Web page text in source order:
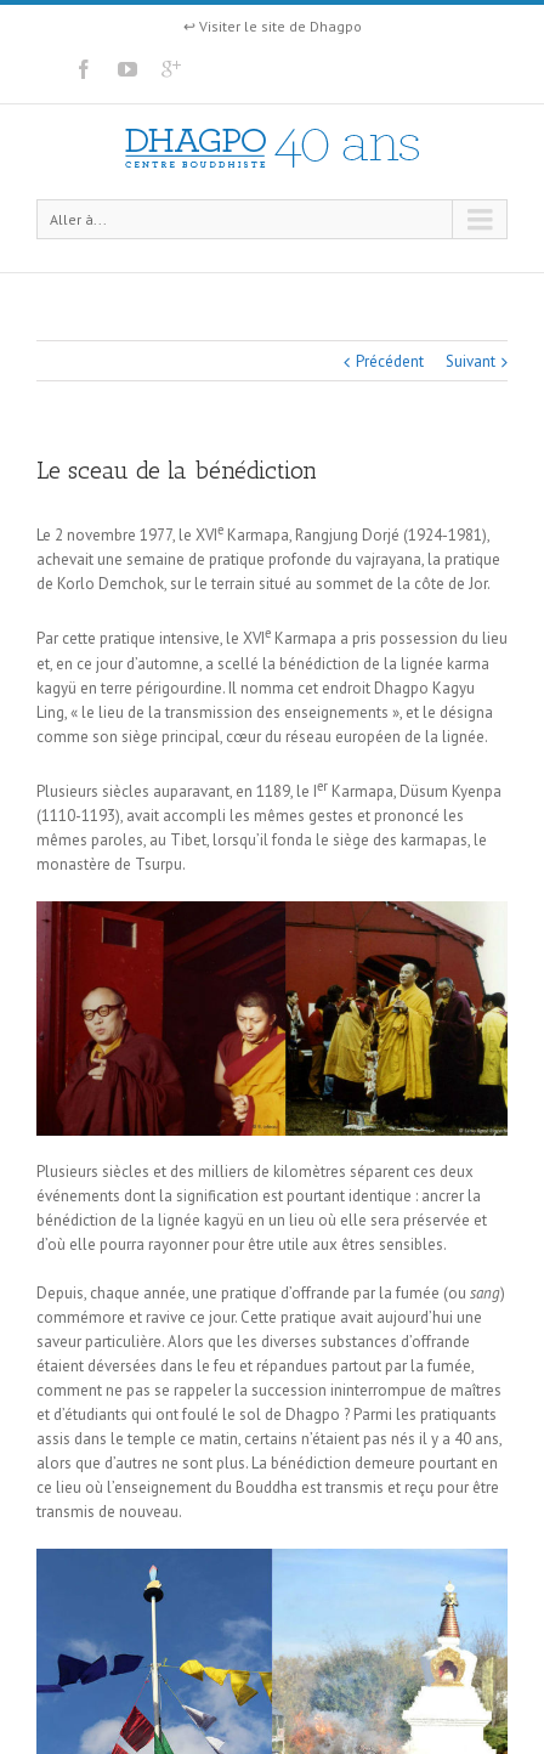
↩ Visiter le site de Dhagpo
Aller à...
Précédent Suivant
Le sceau de la bénédiction
Le 2 novembre 1977, le XVIe Karmapa, Rangjung Dorjé (1924-1981),
achevait une semaine de pratique profonde du vajrayana, la pratique
de Korlo Demchok, sur le terrain situé au sommet de la côte de Jor.
Par cette pratique intensive, le XVIe Karmapa a pris possession du lieu
et, en ce jour d’automne, a scellé la bénédiction de la lignée karma
kagyü en terre périgourdine. Il nomma cet endroit Dhagpo Kagyu
Ling, « le lieu de la transmission des enseignements », et le désigna
comme son siège principal, cœur du réseau européen de la lignée.
Plusieurs siècles auparavant, en 1189, le Ier Karmapa, Düsum Kyenpa
(1110-1193), avait accompli les mêmes gestes et prononcé les
mêmes paroles, au Tibet, lorsqu’il fonda le siège des karmapas, le
monastère de Tsurpu.
Plusieurs siècles et des milliers de kilomètres séparent ces deux
événements dont la signification est pourtant identique : ancrer la
bénédiction de la lignée kagyü en un lieu où elle sera préservée et
d’où elle pourra rayonner pour être utile aux êtres sensibles.
Depuis, chaque année, une pratique d’offrande par la fumée (ou sang)
commémore et ravive ce jour. Cette pratique avait aujourd’hui une
saveur particulière. Alors que les diverses substances d’offrande
étaient déversées dans le feu et répandues partout par la fumée,
comment ne pas se rappeler la succession ininterrompue de maîtres
et d’étudiants qui ont foulé le sol de Dhagpo ? Parmi les pratiquants
assis dans le temple ce matin, certains n’étaient pas nés il y a 40 ans,
alors que d’autres ne sont plus. La bénédiction demeure pourtant en
ce lieu où l’enseignement du Bouddha est transmis et reçu pour être
transmis de nouveau.